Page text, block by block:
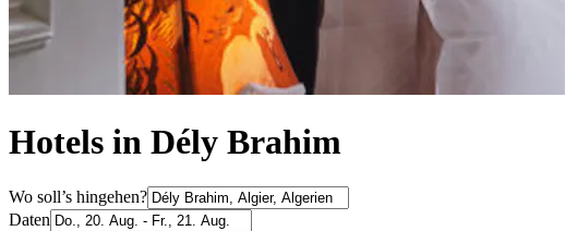
Hotels in Dély Brahim
Wo soll’s hingehen?
Daten